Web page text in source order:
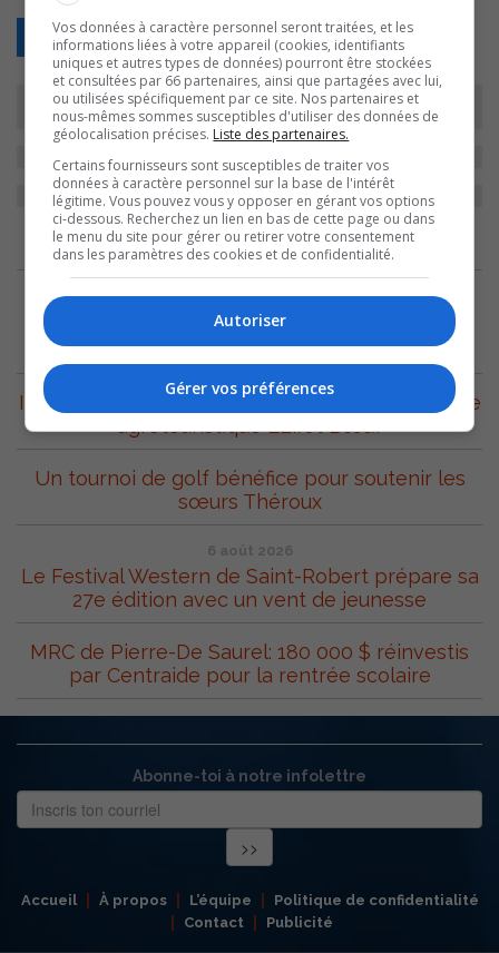
Retour
ARCHIVES
8 août 2026
Le ministre Mathieu Lévesque en visite
économique dans la région
Important soutien de 130 000 $ pour l’entreprise
agrotouristique L’Effet Bœuf
Un tournoi de golf bénéfice pour soutenir les
sœurs Théroux
6 août 2026
Le Festival Western de Saint-Robert prépare sa
27e édition avec un vent de jeunesse
MRC de Pierre-De Saurel: 180 000 $ réinvestis
par Centraide pour la rentrée scolaire
Abonne-toi à notre infolettre
Accueil À propos L’équipe
Politique de confidentialité
Contact
Publicité
Vos données à caractère personnel seront traitées, et les
informations liées à votre appareil (cookies, identifiants
uniques et autres types de données) pourront être stockées
et consultées par 66 partenaires, ainsi que partagées avec lui,
ou utilisées spécifiquement par ce site. Nos partenaires et
nous-mêmes sommes susceptibles d'utiliser des données de
géolocalisation précises. Liste des partenaires.
Certains fournisseurs sont susceptibles de traiter vos
données à caractère personnel sur la base de l'intérêt
légitime. Vous pouvez vous y opposer en gérant vos options
ci-dessous. Recherchez un lien en bas de cette page ou dans
le menu du site pour gérer ou retirer votre consentement
dans les paramètres des cookies et de confidentialité.
Autoriser
Gérer vos préférences